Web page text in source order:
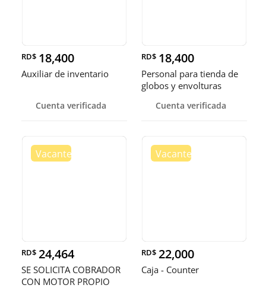
RD$ 18,400
Auxiliar de inventario
Cuenta verificada
RD$ 18,400
Personal para tienda de
globos y envolturas
Cuenta verificada
RD$ 24,464
SE SOLICITA COBRADOR
CON MOTOR PROPIO
RD$ 22,000
Caja - Counter